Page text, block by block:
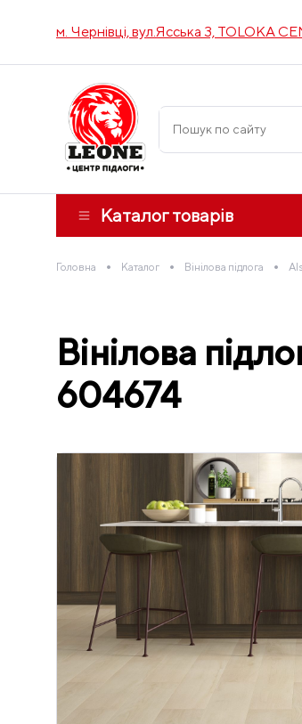
м. Чернівці, вул.Ясська 3, TOLOKA
Каталог товарів
Головна • Каталог • Вінілова підлога •
Вінілова
604674